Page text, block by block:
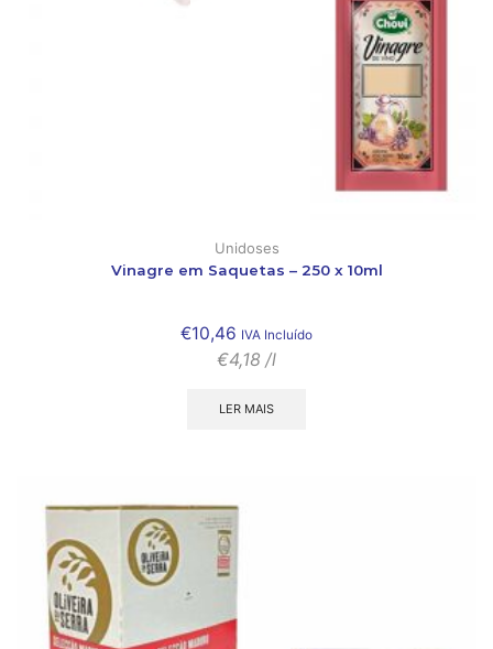
Unidoses
Vinagre em Saquetas – 250 x 10ml
€10,46 IVA Incluído
€4,18 /l
LER MAIS